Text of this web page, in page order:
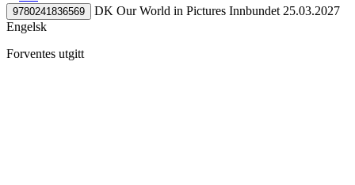
9780241836569 DK Our World in Pictures Innbundet 25.03.2027
Engelsk
Forventes utgitt